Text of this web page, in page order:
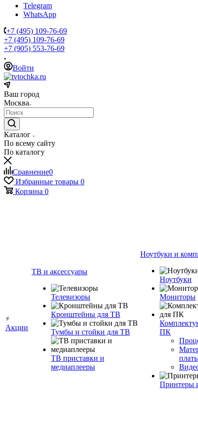
Telegram
WhatsApp
+7 (495) 109-76-69
+7 (495) 109-76-69
+7 (905) 553-76-69
Войти
Ваш город
Москва
Каталог
По всему сайту
По каталогу
Сравнение0
Избранные товары 0
Корзина 0
Акции
ТВ и аксессуары
Телевизоры
Кронштейны для ТВ
Тумбы и стойки для ТВ
ТВ приставки и
медиаплееры
Ноутбуки и
Ноутбуки
Мониторы
ПК